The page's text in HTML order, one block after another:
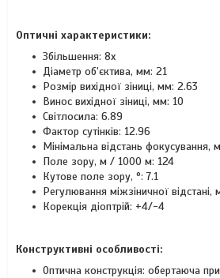
Оптичні характеристики:
Збільшення: 8x
Діаметр об'єктива, мм: 21
Розмір вихідної зіниці, мм: 2.63
Винос вихідної зіниці, мм: 10
Світлосила: 6.89
Фактор сутінків: 12.96
Мінімальна відстань фокусування,
Поле зору, м / 1000 м: 124
Кутове поле зору, °: 7.1
Регулювання міжзіничної
Корекція діоптрій: +4/-4
Конструктивні особливості:
Оптична конструкція: обертаюча